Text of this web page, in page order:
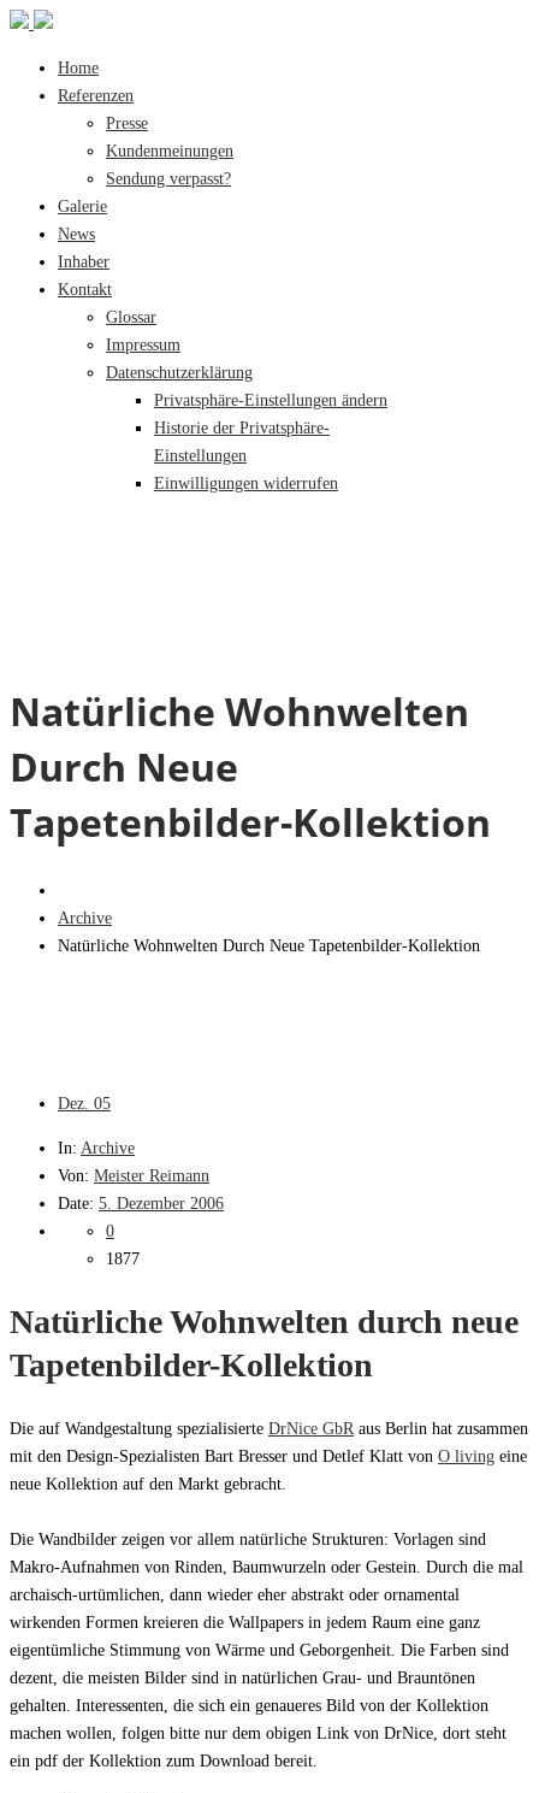
Home
Referenzen
Presse
Kundenmeinungen
Sendung verpasst?
Galerie
News
Inhaber
Kontakt
Glossar
Impressum
Datenschutzerklärung
Privatsphäre-Einstellungen ändern
Historie der Privatsphäre-
Einstellungen
Einwilligungen widerrufen
Natürliche Wohnwelten
Durch Neue
Tapetenbilder-Kollektion
Archive
Natürliche Wohnwelten Durch Neue Tapetenbilder-Kollektion
Dez. 05
In: Archive
Von: Meister Reimann
Date: 5. Dezember 2006
0
1877
Natürliche Wohnwelten durch neue
Tapetenbilder-Kollektion
Die auf Wandgestaltung spezialisierte DrNice GbRaus Berlin hat zusammen
mit den Design-Spezialisten Bart Bresser und Detlef Klatt von O living eine
neue Kollektion auf den Markt gebracht.
Die Wandbilder zeigen vor allem natürliche Strukturen: Vorlagen sind
Makro-Aufnahmen von Rinden, Baumwurzeln oder Gestein. Durch die mal
archaisch-urtümlichen, dann wieder eher abstrakt oder ornamental
wirkenden Formen kreieren die Wallpapers in jedem Raum eine ganz
eigentümliche Stimmung von Wärme und Geborgenheit. Die Farben sind
dezent, die meisten Bilder sind in natürlichen Grau- und Brauntönen
gehalten. Interessenten, die sich ein genaueres Bild von der Kollektion
machen wollen, folgen bitte nur dem obigen Link von DrNice, dort steht
ein pdf der Kollektion zum Download bereit.